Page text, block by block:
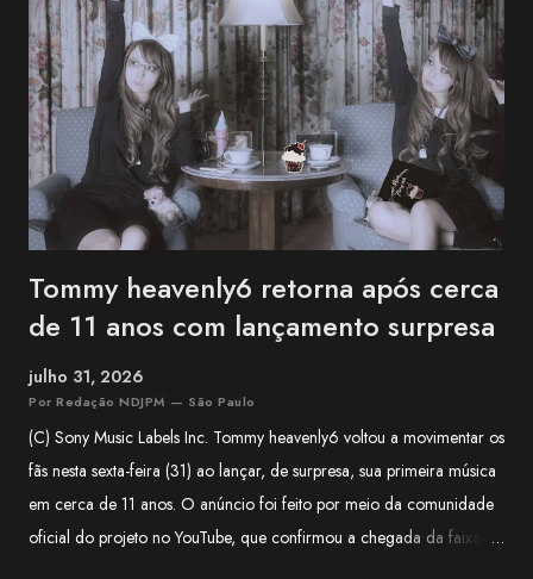
farmacêutica e construiu sua carreira como guitarrista, participando
como musicista de apoio em projetos da franquia BanG Dream! ,
série multimídia que reúne anime, jogos e bandas, além de atuar na
1MYB , banda oficial da franquia Kantai Collection (KanCo...
Tommy heavenly6 retorna após cerca
de 11 anos com lançamento surpresa
julho 31, 2026
Por Redação NDJPM — São Paulo
(C) Sony Music Labels Inc. Tommy heavenly6 voltou a movimentar os
fãs nesta sexta-feira (31) ao lançar, de surpresa, sua primeira música
em cerca de 11 anos. O anúncio foi feito por meio da comunidade
oficial do projeto no YouTube, que confirmou a chegada da faixa às